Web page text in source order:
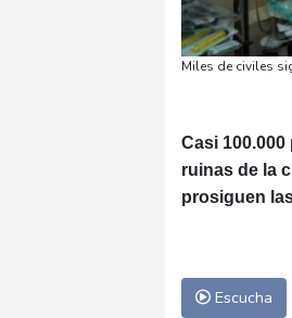
Miles de civiles
Casi
ruinas de la
prosiguen
Escucha